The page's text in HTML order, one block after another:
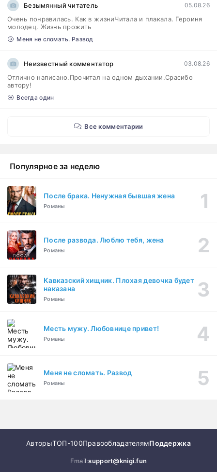
Безымянный читатель 05.08.26
Очень понравилась. Как в жизниЧитала и плакала. Героиня
молодец. Жизнь прожить
Меня не сломать. Развод
Неизвестный комментатор 03.08.26
Отлично написано.Прочитал на одном дыхании.Срасибо
автору!
Всегда один
Все комментарии
Популярное за неделю
После брака. Ненужная бывшая жена
Романы
После развода. Люблю тебя, жена
Романы
Кавказский хищник. Плохая девочка будет
наказана
Романы
Месть мужу. Любовнице привет!
Романы
Меня не сломать. Развод
Романы
АвторыТОП-100ПравообладателямПоддержка
Email:support@knigi.fun